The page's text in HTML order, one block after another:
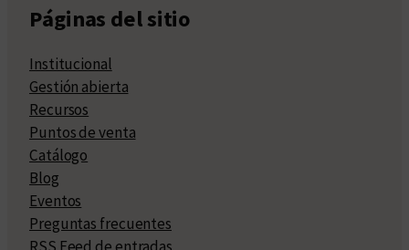
Páginas del sitio
Institucional
Gestión abierta
Recursos
Puntos de venta
Catálogo
Blog
Eventos
Preguntas frecuentes